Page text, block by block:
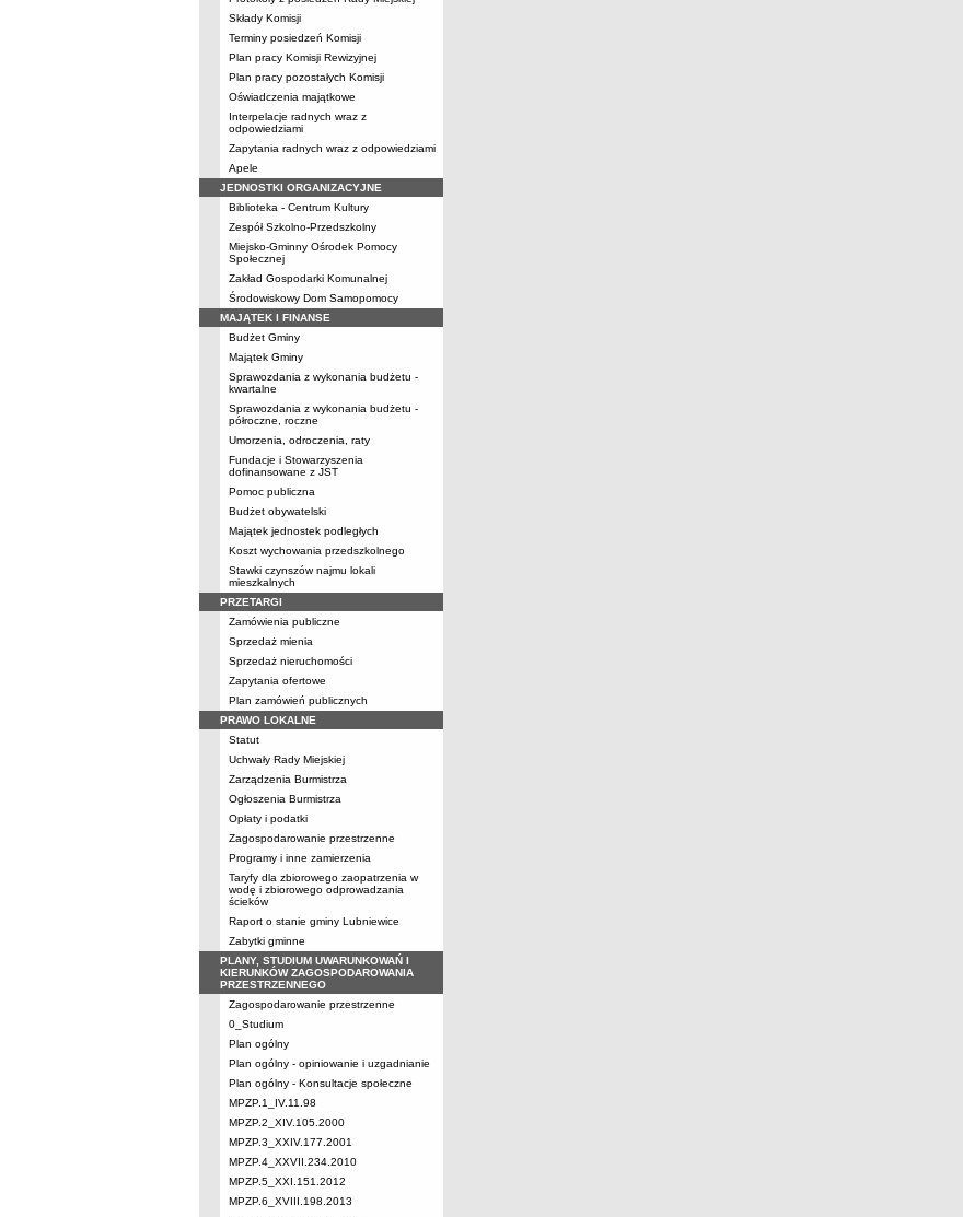
Składy Komisji
Terminy posiedzeń Komisji
Plan pracy Komisji Rewizyjnej
Plan pracy pozostałych Komisji
Oświadczenia majątkowe
Interpelacje radnych wraz z
odpowiedziami
Zapytania radnych wraz z odpowiedziami
Apele
JEDNOSTKI ORGANIZACYJNE
Biblioteka - Centrum Kultury
Zespół Szkolno-Przedszkolny
Miejsko-Gminny Ośrodek Pomocy
Społecznej
Zakład Gospodarki Komunalnej
Środowiskowy Dom Samopomocy
MAJĄTEK I FINANSE
Budżet Gminy
Majątek Gminy
Sprawozdania z wykonania budżetu -
kwartalne
Sprawozdania z wykonania budżetu -
półroczne, roczne
Umorzenia, odroczenia, raty
Fundacje i Stowarzyszenia
dofinansowane z JST
Pomoc publiczna
Budżet obywatelski
Majątek jednostek podległych
Koszt wychowania przedszkolnego
Stawki czynszów najmu lokali
mieszkalnych
PRZETARGI
Zamówienia publiczne
Sprzedaż mienia
Sprzedaż nieruchomości
Zapytania ofertowe
Plan zamówień publicznych
PRAWO LOKALNE
Statut
Uchwały Rady Miejskiej
Zarządzenia Burmistrza
Ogłoszenia Burmistrza
Opłaty i podatki
Zagospodarowanie przestrzenne
Programy i inne zamierzenia
Taryfy dla zbiorowego zaopatrzenia w
wodę i zbiorowego odprowadzania
ścieków
Raport o stanie gminy Lubniewice
Zabytki gminne
PLANY, STUDIUM UWARUNKOWAŃ I
KIERUNKÓW ZAGOSPODAROWANIA
PRZESTRZENNEGO
Zagospodarowanie przestrzenne
0_Studium
Plan ogólny
Plan ogólny - opiniowanie i uzgadnianie
Plan ogólny - Konsultacje społeczne
MPZP.1_IV.11.98
MPZP.2_XIV.105.2000
MPZP.3_XXIV.177.2001
MPZP.4_XXVII.234.2010
MPZP.5_XXI.151.2012
MPZP.6_XVIII.198.2013